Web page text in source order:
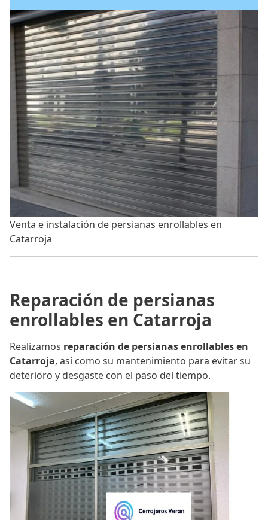
Venta e instalación de persianas enrollables en
Catarroja
Reparación de persianas
enrollables en Catarroja
Realizamos reparación de persianas enrollables en
Catarroja, así como su mantenimiento para evitar su
deterioro y desgaste con el paso del tiempo.